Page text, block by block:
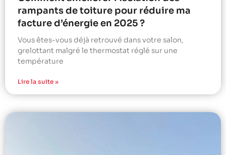
rampants de toiture pour réduire ma
facture d’énergie en 2025 ?
Vous êtes-vous déjà retrouvé dans votre salon,
grelottant malgré le thermostat réglé sur une
température
Lire la suite »